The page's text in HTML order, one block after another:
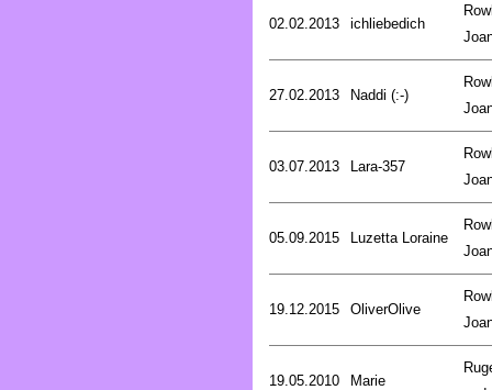
02.02.2013 ichliebedich
27.02.2013 Naddi (:-)
03.07.2013 Lara-357
05.09.2015 Luzetta Loraine
19.12.2015 OliverOlive
19.05.2010 Marie